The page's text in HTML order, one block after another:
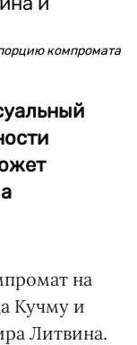
компромата
на
Кучму и
Литвина.